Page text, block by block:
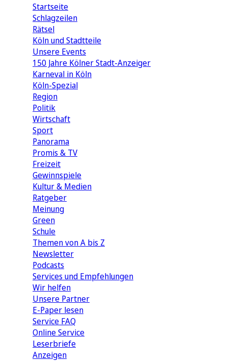
Startseite
Schlagzeilen
Rätsel
Köln und Stadtteile
Unsere Events
150 Jahre Kölner Stadt-Anzeiger
Karneval in Köln
Köln-Spezial
Region
Politik
Wirtschaft
Sport
Panorama
Promis & TV
Freizeit
Gewinnspiele
Kultur & Medien
Ratgeber
Meinung
Green
Schule
Themen von A bis Z
Newsletter
Podcasts
Services und Empfehlungen
Wir helfen
Unsere Partner
E-Paper lesen
Service FAQ
Online Service
Leserbriefe
Anzeigen